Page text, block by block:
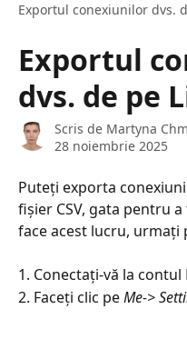
Exportul conexiunilor dvs.
Exportul
dvs. de pe
Scris de Martyna
28 noiembrie 2025
Puteți exporta
fișier CSV, gata pentru
face acest lucru, urmați
1. Conectați-vă la contul
2. Faceți clic pe Me->